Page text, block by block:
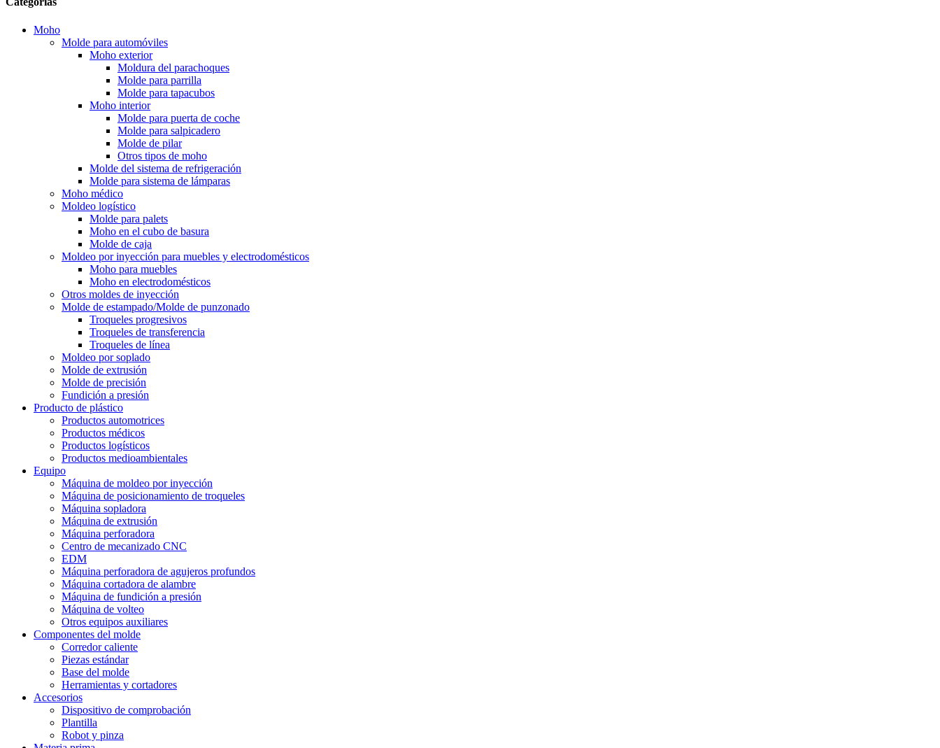
Moho
Molde para automóviles
Moho exterior
Moldura del parachoques
Molde para parrilla
Molde para tapacubos
Moho interior
Molde para puerta de coche
Molde para salpicadero
Molde de pilar
Otros tipos de moho
Molde del sistema de refrigeración
Molde para sistema de lámparas
Moho médico
Moldeo logístico
Molde para palets
Moho en el cubo de basura
Molde de caja
Moldeo por inyección para muebles y electrodomésticos
Moho para muebles
Moho en electrodomésticos
Otros moldes de inyección
Molde de estampado/Molde de punzonado
Troqueles progresivos
Troqueles de transferencia
Troqueles de línea
Moldeo por soplado
Molde de extrusión
Molde de precisión
Fundición a presión
Producto de plástico
Productos automotrices
Productos médicos
Productos logísticos
Productos medioambientales
Equipo
Máquina de moldeo por inyección
Máquina de posicionamiento de troqueles
Máquina sopladora
Máquina de extrusión
Máquina perforadora
Centro de mecanizado CNC
EDM
Máquina perforadora de agujeros profundos
Máquina cortadora de alambre
Máquina de fundición a presión
Máquina de volteo
Otros equipos auxiliares
Componentes del molde
Corredor caliente
Piezas estándar
Base del molde
Herramientas y cortadores
Accesorios
Dispositivo de comprobación
Plantilla
Robot y pinza